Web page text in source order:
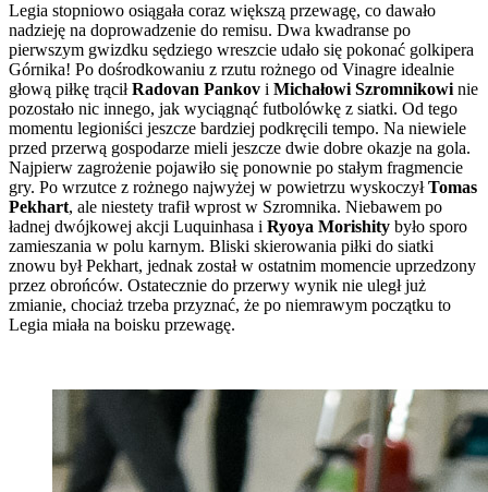
Legia stopniowo osiągała coraz większą przewagę, co dawało
nadzieję na doprowadzenie do remisu. Dwa kwadranse po
pierwszym gwizdku sędziego wreszcie udało się pokonać golkipera
Górnika! Po dośrodkowaniu z rzutu rożnego od Vinagre idealnie
głową piłkę trąciłRadovan Pankov i Michałowi Szromnikowi nie
pozostało nic innego, jak wyciągnąć futbolówkę z siatki. Od tego
momentu legioniści jeszcze bardziej podkręcili tempo. Na niewiele
przed przerwą gospodarze mieli jeszcze dwie dobre okazje na gola.
Najpierw zagrożenie pojawiło się ponownie po stałym fragmencie
gry. Po wrzutce z rożnego najwyżej w powietrzu wyskoczyłTomas
Pekhart, ale niestety trafił wprost w Szromnika. Niebawem po
ładnej dwójkowej akcji Luquinhasa i Ryoya Morishity było sporo
zamieszania w polu karnym. Bliski skierowania piłki do siatki
znowu był Pekhart, jednak został w ostatnim momencie uprzedzony
przez obrońców. Ostatecznie do przerwy wynik nie uległ już
zmianie, chociaż trzeba przyznać, że po niemrawym początku to
Legia miała na boisku przewagę.